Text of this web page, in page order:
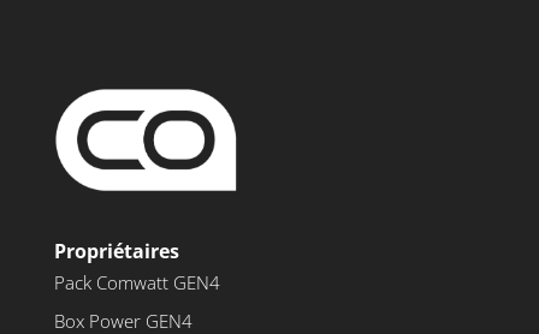
Propriétaires
Pack Comwatt GEN4
Box Power GEN4